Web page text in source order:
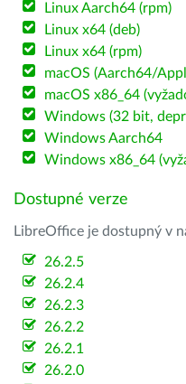
Linux Aarch64 (rpm)
Linux x64 (deb)
Linux x64 (rpm)
macOS (Aarch64/
macOS x86_64
Windows (32 bit,
Windows Aarch64
Windows x86_64
Dostupné verze
LibreOffice je dostupný v
26.2.5
26.2.4
26.2.3
26.2.2
26.2.1
26.2.0